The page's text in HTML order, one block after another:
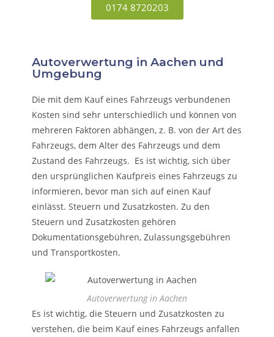
0174 8720203
Autoverwertung in Aachen und
Umgebung
Die mit dem Kauf eines Fahrzeugs verbundenen
Kosten sind sehr unterschiedlich und können von
mehreren Faktoren abhängen, z. B. von der Art des
Fahrzeugs, dem Alter des Fahrzeugs und dem
Zustand des Fahrzeugs. Es ist wichtig, sich über
den ursprünglichen Kaufpreis eines Fahrzeugs zu
informieren, bevor man sich auf einen Kauf
einlässt. Steuern und Zusatzkosten. Zu den
Steuern und Zusatzkosten gehören
Dokumentationsgebühren, Zulassungsgebühren
und Transportkosten.
Autoverwertung in Aachen
Es ist wichtig, die Steuern und Zusatzkosten zu
verstehen, die beim Kauf eines Fahrzeugs anfallen